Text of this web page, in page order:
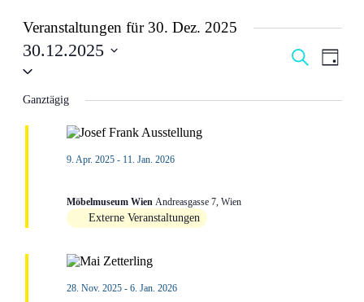
Veranstaltungen für 30. Dez. 2025
und
Suche
Tag
30.12.2025
Datum
Ganztägig
9. Apr. 2025- 11. Jan. 2026
Möbelmuseum Wien Andreasgasse 7, Wien
Externe Veranstaltungen
28. Nov. 2025- 6. Jan. 2026